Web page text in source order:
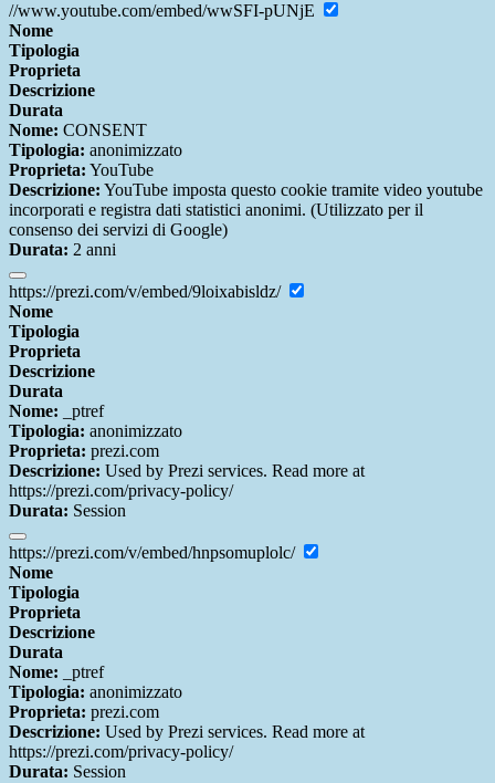
//www.youtube.com/embed/wwSFI-pUNjE
Nome
Tipologia
Proprieta
Descrizione
Durata
Nome: CONSENT
Tipologia: anonimizzato
Proprieta: YouTube
Descrizione: YouTube imposta questo cookie tramite video youtube
incorporati e registra dati statistici anonimi. (Utilizzato per il
consenso dei servizi di Google)
Durata: 2 anni
https://prezi.com/v/embed/9loixabisldz/
Nome
Tipologia
Proprieta
Descrizione
Durata
Nome: _ptref
Tipologia: anonimizzato
Proprieta: prezi.com
Descrizione: Used by Prezi services. Read more at
https://prezi.com/privacy-policy/
Durata: Session
https://prezi.com/v/embed/hnpsomuplolc/
Nome
Tipologia
Proprieta
Descrizione
Durata
Nome: _ptref
Tipologia: anonimizzato
Proprieta: prezi.com
Descrizione: Used by Prezi services. Read more at
https://prezi.com/privacy-policy/
Durata: Session